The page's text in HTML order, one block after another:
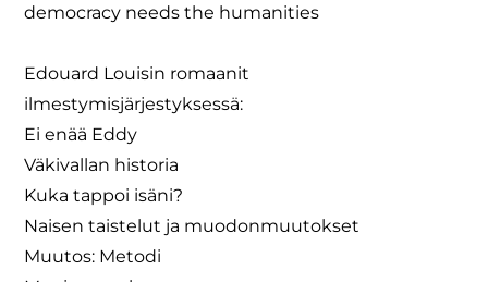
democracy needs the humanities
Edouard Louisin romaanit
ilmestymisjärjestyksessä:
Ei enää Eddy
Väkivallan historia
Kuka tappoi isäni?
Naisen taistelut ja muodonmuutokset
Muutos: Metodi